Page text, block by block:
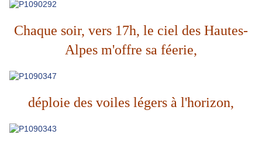
Chaque soir, vers 17h, le ciel des Hautes-
Alpes m'offre sa féerie,
déploie des voiles légers à l'horizon,